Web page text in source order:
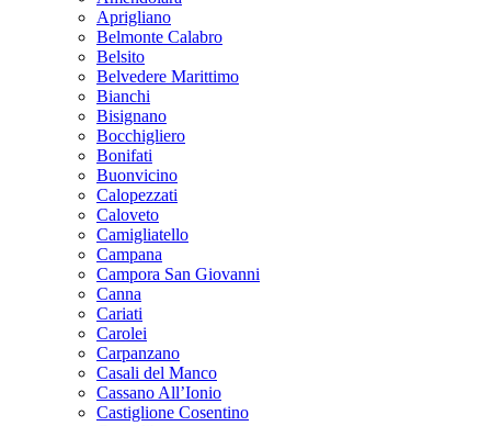
Aprigliano
Belmonte Calabro
Belsito
Belvedere Marittimo
Bianchi
Bisignano
Bocchigliero
Bonifati
Buonvicino
Calopezzati
Caloveto
Camigliatello
Campana
Campora San Giovanni
Canna
Cariati
Carolei
Carpanzano
Casali del Manco
Cassano All’Ionio
Castiglione Cosentino